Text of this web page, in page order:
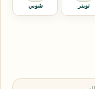
تويتر شوبي